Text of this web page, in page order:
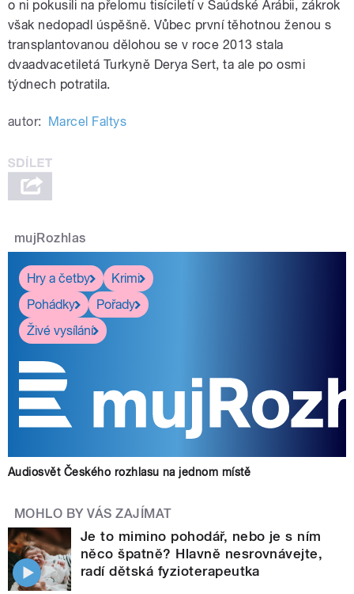
o ni pokusili na přelomu tisíciletí v Saúdské Arábii, zákrok
však nedopadl úspěšně. Vůbec první těhotnou ženou s
transplantovanou dělohou se v roce 2013 stala
dvaadvacetiletá Turkyně Derya Sert, ta ale po osmi
týdnech potratila.
autor: Marcel Faltys
mujRozhlas
Hry a četby
Krimi
Pohádky
Pořady
Živé vysílání
Audiosvět Českého rozhlasu na jednom místě
MOHLO BY VÁS ZAJÍMAT
Je to mimino pohodář, nebo je s ním
něco špatně? Hlavně nesrovnávejte,
radí dětská fyzioterapeutka